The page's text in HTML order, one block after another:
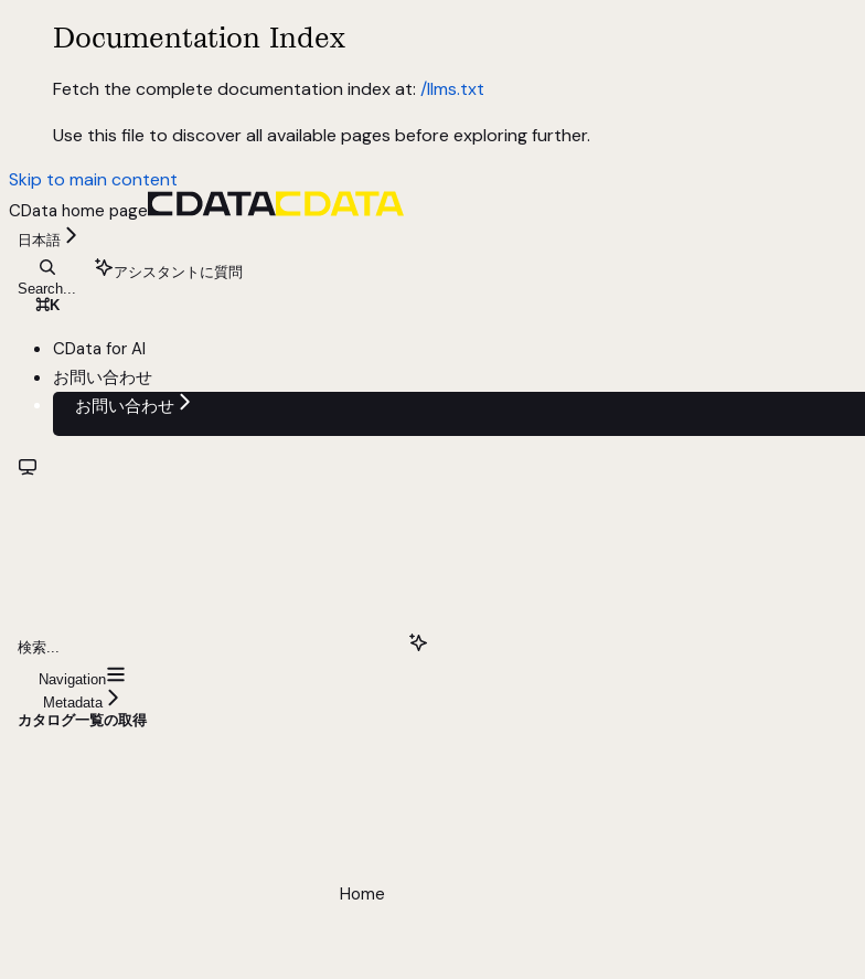
Documentation Index
Fetch the complete documentation index at: /llms.txt
Use this file to discover all available pages before exploring further.
Skip to main content
CData home page
日本語
Search...
⌘K
アシスタントに質問
CData for AI
お問い合わせ
お問い合わせ
検索...
Navigation
Metadata
カタログ一覧の取得
Home